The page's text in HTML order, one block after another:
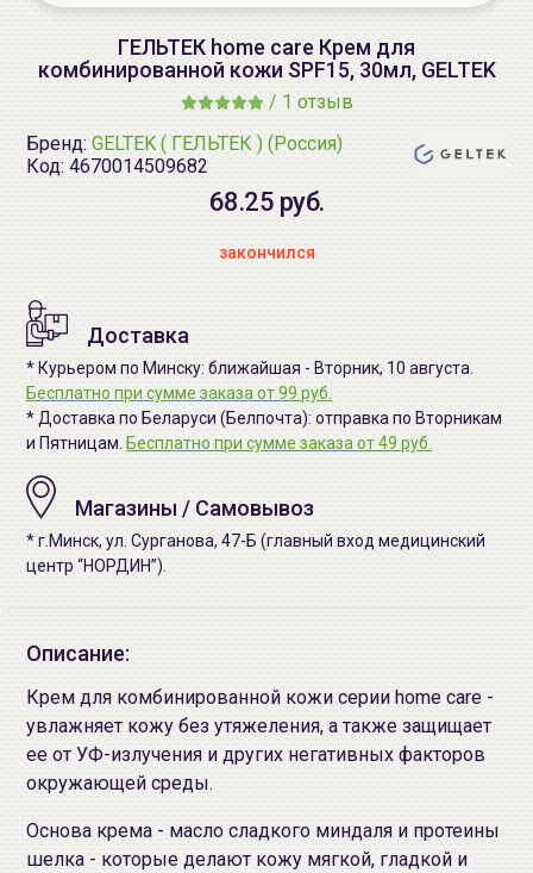
ГЕЛЬТЕК home care Крем для
комбинированной кожи SPF15, 30мл, GELTEK
/ 1 отзыв
Бренд: GELTEK ( ГЕЛЬТЕК ) (Россия)
Код: 4670014509682
68.25 руб.
закончился
Доставка
* Курьером по Минску: ближайшая - Вторник, 10 августа.
Бесплатно при сумме заказа от 99 руб.
* Доставка по Беларуси (Белпочта): отправка по Вторникам
и Пятницам. Бесплатно при сумме заказа от 49 руб.
Магазины / Самовывоз
* г.Минск, ул. Сурганова, 47-Б (главный вход медицинский
центр “НОРДИН”).
Описание:
Крем для комбинированной кожи серии home care -
увлажняет кожу без утяжеления, а также защищает
ее от УФ-излучения и других негативных факторов
окружающей среды.
Основа крема - масло сладкого миндаля и протеины
шелка - которые делают кожу мягкой, гладкой и